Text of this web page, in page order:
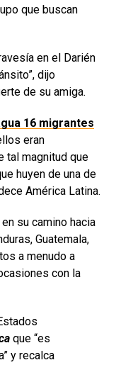
que buscan
en el Darién
dijo
de su amiga.
16 migrantes
eran
tal magnitud que
huyen de una de
América Latina.
su camino hacia
Guatemala,
a menudo a
con la
que “es
y recalca